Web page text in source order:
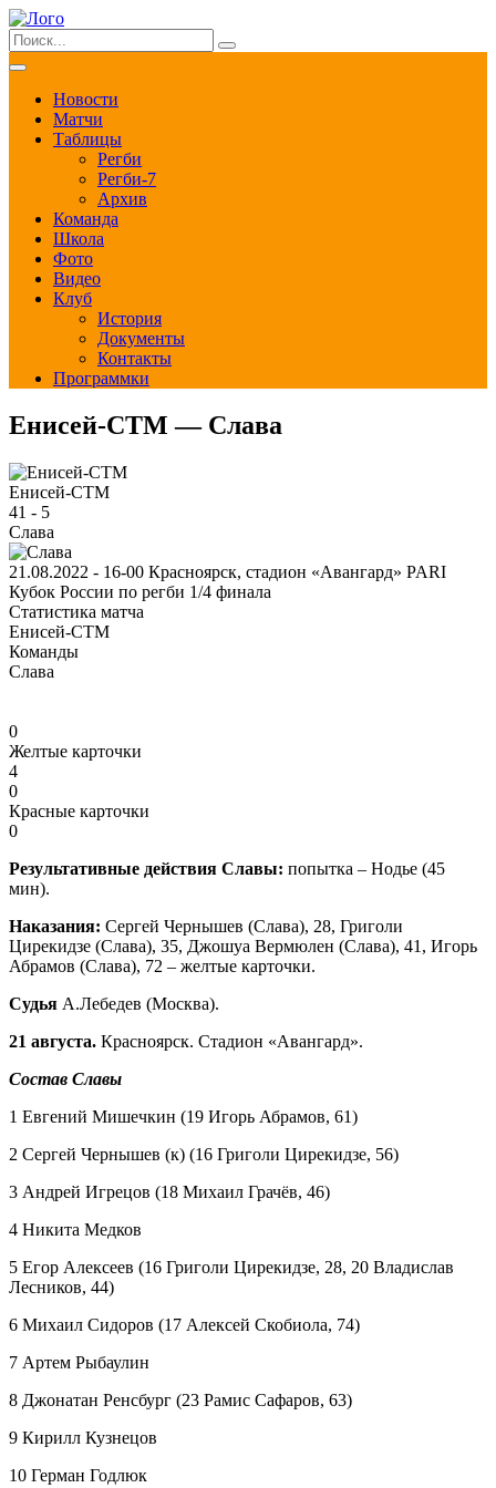
Новости
Матчи
Таблицы
Регби
Регби-7
Архив
Команда
Школа
Фото
Видео
Клуб
История
Документы
Контакты
Программки
Енисей-СТМ — Слава
Енисей-СТМ
41 - 5
Слава
21.08.2022 - 16-00 Красноярск, стадион «Авангард» PARI
Кубок России по регби 1/4 финала
Статистика матча
Енисей-СТМ
Команды
Слава
0
Желтые карточки
4
0
Красные карточки
0
Результативные действия Славы: попытка – Нодье (45
мин).
Наказания: Сергей Чернышев (Слава), 28, Григоли
Цирекидзе (Слава), 35, Джошуа Вермюлен (Слава), 41, Игорь
Абрамов (Слава), 72 – желтые карточки.
Судья А.Лебедев (Москва).
21 августа. Красноярск. Стадион «Авангард».
Состав Славы
1 Евгений Мишечкин (19 Игорь Абрамов, 61)
2 Сергей Чернышев (к) (16 Григоли Цирекидзе, 56)
3 Андрей Игрецов (18 Михаил Грачёв, 46)
4 Никита Медков
5 Егор Алексеев (16 Григоли Цирекидзе, 28, 20 Владислав
Лесников, 44)
6 Михаил Сидоров (17 Алексей Скобиола, 74)
7 Артем Рыбаулин
8 Джонатан Ренсбург (23 Рамис Сафаров, 63)
9 Кирилл Кузнецов
10 Герман Годлюк